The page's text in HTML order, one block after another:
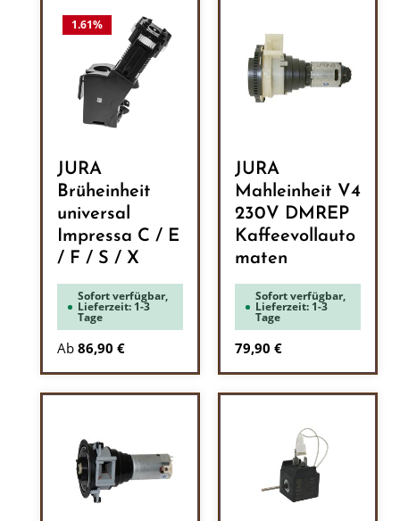
1.61%
JURA
Brüheinheit
universal
Impressa C / E
/ F / S / X
Sofort verfügbar,
Lieferzeit: 1-3
Tage
Ab 86,90 €
JURA
Mahleinheit V4
230V DMREP
Kaffeevollauto
maten
Sofort verfügbar,
Lieferzeit: 1-3
Tage
Regulärer Preis:
79,90 €